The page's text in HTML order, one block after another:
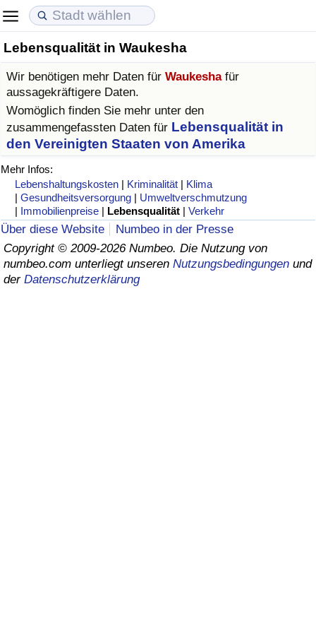
Lebensqualität in Waukesha
Wir benötigen mehr Daten für Waukeshafür
aussagekräftigere Daten.
Womöglich finden Sie mehr unter den
zusammengefassten Daten für Lebensqualität in
den Vereinigten Staaten von Amerika
Mehr Infos:
Lebenshaltungskosten | Kriminalität | Klima
|Gesundheitsversorgung | Umweltverschmutzung
| Immobilienpreise | Lebensqualität |Verkehr
Über diese Website
Numbeo in der Presse
Copyright © 2009-2026 Numbeo. Die Nutzung von
numbeo.com unterliegt unseren Nutzungsbedingungen und
der Datenschutzerklärung
Lebenshaltungskosten
Lebenshaltungskosten-Index (aktuell)
Lebenshaltungskosten-Index
in Akaba
Immobilienpreise
Immobilienpreis-Index (aktuell)
Immobilienpreis-Index
Lebensqualität
Lebensqualität-Index
Lebensqualität-Index (aktuell)
Kriminalität
Kriminalitäts-Index (aktuell)
Kriminalitäts-Index